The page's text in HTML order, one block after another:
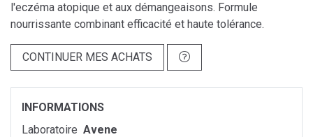
l'eczéma atopique et aux démangeaisons. Formule
nourrissante combinant efficacité et haute tolérance.
CONTINUER MES ACHATS
INFORMATIONS
Laboratoire Avene